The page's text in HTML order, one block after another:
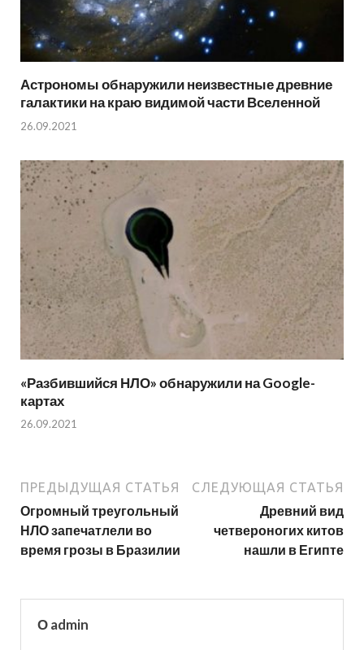
Астрономы обнаружили неизвестные древние
галактики на краю видимой части Вселенной
26.09.2021
«Разбившийся НЛО» обнаружили на Google-
картах
26.09.2021
ПРЕДЫДУЩАЯ СТАТЬЯ
Огромный треугольный
НЛО запечатлели во
время грозы в Бразилии
СЛЕДУЮЩАЯ СТАТЬЯ
Древний вид
четвероногих китов
нашли в Египте
О admin